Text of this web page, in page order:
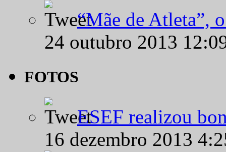
“Mãe de Atleta”,
24 outubro 2013
FOTOS
ESEF realizou
16 dezembro 2013